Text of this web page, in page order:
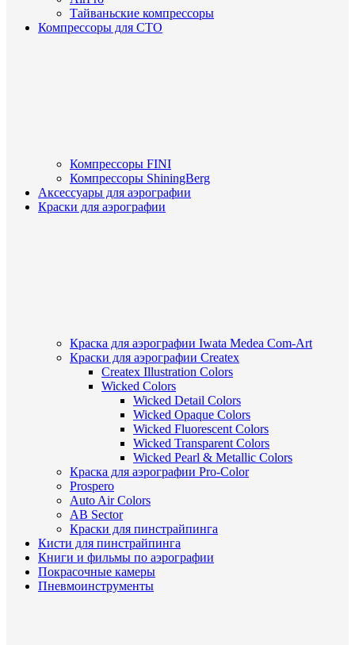
Тайваньские компрессоры
Компрессоры для СТО
Компрессоры FINI
Компрессоры ShiningBerg
Аксессуары для аэрографии
Краски для аэрографии
Краска для аэрографии Iwata Medea Com-Art
Краски для аэрографии Createx
Createx Illustration Colors
Wicked Colors
Wicked Detail Colors
Wicked Opaque Colors
Wicked Fluorescent Colors
Wicked Transparent Colors
Wicked Pearl & Metallic Colors
Краска для аэрографии Pro-Color
Prospero
Auto Air Colors
AB Sector
Краски для пинстрайпинга
Кисти для пинстрайпинга
Книги и фильмы по аэрографии
Покрасочные камеры
Пневмоинструменты